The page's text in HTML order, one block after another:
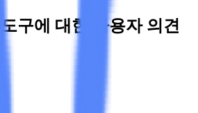
구에 대한 사용자 의견